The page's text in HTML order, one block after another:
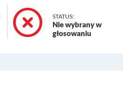
STATUS:
Nie wybrany w
głosowaniu